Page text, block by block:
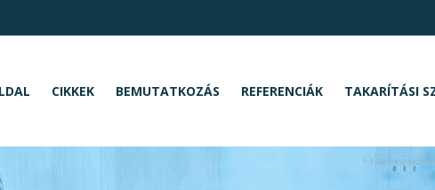
CIKKEK BEMUTATKOZÁS REFERENCIÁK TAKARÍTÁSI